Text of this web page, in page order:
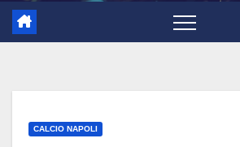
CALCIO NAPOLI